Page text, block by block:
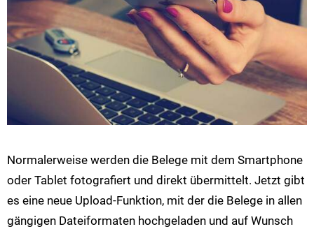
Normalerweise werden die Belege mit dem Smartphone
oder Tablet fotografiert und direkt übermittelt. Jetzt gibt
es eine neue Upload-Funktion, mit der die Belege in allen
gängigen Dateiformaten hochgeladen und auf Wunsch